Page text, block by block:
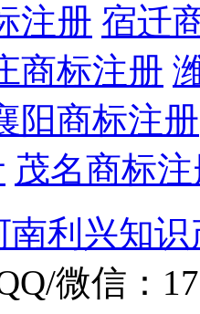
注册 宿迁
商标注册
阳商标注册
茂名商标
南利兴知
微信：